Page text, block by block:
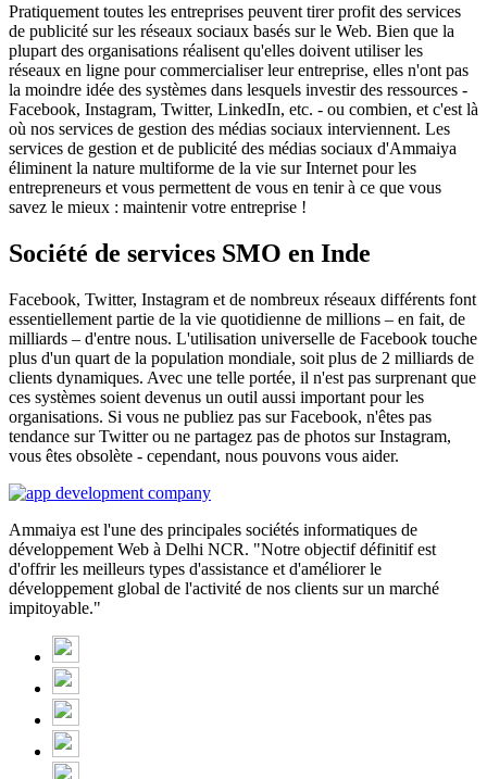
Pratiquement toutes les entreprises peuvent tirer profit des services
de publicité sur les réseaux sociaux basés sur le Web. Bien que la
plupart des organisations réalisent qu'elles doivent utiliser les
réseaux en ligne pour commercialiser leur entreprise, elles n'ont pas
la moindre idée des systèmes dans lesquels investir des ressources -
Facebook, Instagram, Twitter, LinkedIn, etc. - ou combien, et c'est là
où nos services de gestion des médias sociaux interviennent. Les
services de gestion et de publicité des médias sociaux d'Ammaiya
éliminent la nature multiforme de la vie sur Internet pour les
entrepreneurs et vous permettent de vous en tenir à ce que vous
savez le mieux : maintenir votre entreprise !
Société de services SMO en Inde
Facebook, Twitter, Instagram et de nombreux réseaux différents font
essentiellement partie de la vie quotidienne de millions – en fait, de
milliards – d'entre nous. L'utilisation universelle de Facebook touche
plus d'un quart de la population mondiale, soit plus de 2 milliards de
clients dynamiques. Avec une telle portée, il n'est pas surprenant que
ces systèmes soient devenus un outil aussi important pour les
organisations. Si vous ne publiez pas sur Facebook, n'êtes pas
tendance sur Twitter ou ne partagez pas de photos sur Instagram,
vous êtes obsolète - cependant, nous pouvons vous aider.
Ammaiya est l'une des principales sociétés informatiques de
développement Web à Delhi NCR. "Notre objectif définitif est
d'offrir les meilleurs types d'assistance et d'améliorer le
développement global de l'activité de nos clients sur un marché
impitoyable."